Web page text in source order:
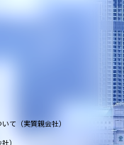
て（実質親会社）
）